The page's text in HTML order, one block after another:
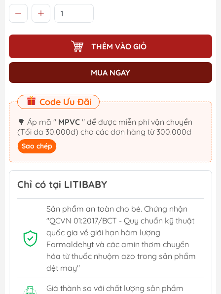
THÊM VÀO GIỎ
MUA NGAY
Code Ưu Đãi
🌳 Áp mã " MPVC " để được miễn phí vận chuyển
(Tối đa 30.000đ) cho các đơn hàng từ 300.000đ
Sao chép
Chỉ có tại LITIBABY
Sản phẩm an toàn cho bé. Chứng nhận
"QCVN 01:2017/BCT - Quy chuẩn kỹ thuật
quốc gia về giới hạn hàm lượng
Formaldehyt và các amin thơm chuyển
hóa từ thuốc nhuộm azo trong sản phẩm
dệt may"
Giá thành so với chất lượng sản phẩm